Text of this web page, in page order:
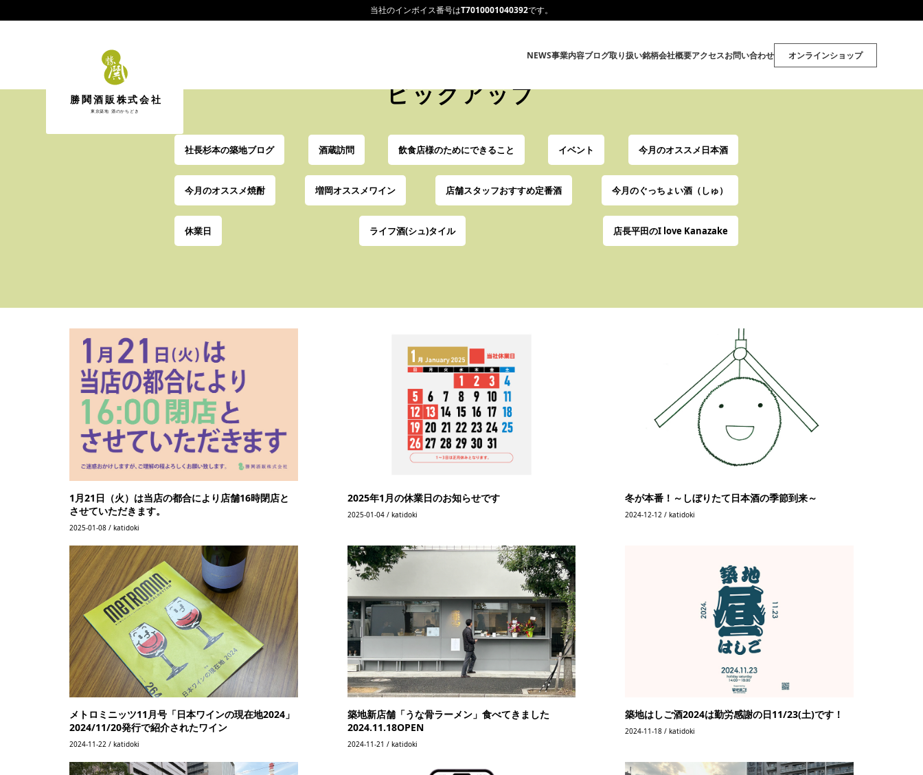
当社のインボイス番号はT7010001040392です。
勝鬨酒販株式会社
東京築地 酒のかちどき
NEWS事業内容ブログ取り扱い銘柄会社概要アクセスお問い合わせ オンラインショップ
ピックアップ
社長杉本の築地ブログ 酒蔵訪問 飲食店様のためにできること イベント 今月のオススメ日本酒
今月のオススメ焼酎 増岡オススメワイン 店舗スタッフおすすめ定番酒 今月のぐっちょい酒（しゅ）
休業日 ライフ酒(シュ)タイル 店長平田のI love Kanazake
1月21日（火）は当店の都合により店舗16時閉店と
させていただきます。
2025-01-08 / katidoki
2025年1月の休業日のお知らせです
2025-01-04 / katidoki
冬が本番！～しぼりたて日本酒の季節到来～
2024-12-12 / katidoki
メトロミニッツ11月号「日本ワインの現在地2024」
2024/11/20発行で紹介されたワイン
2024-11-22 / katidoki
築地新店舗「うな骨ラーメン」食べてきました
2024.11.18OPEN
2024-11-21 / katidoki
築地はしご酒2024は勤労感謝の日11/23(土)です！
2024-11-18 / katidoki